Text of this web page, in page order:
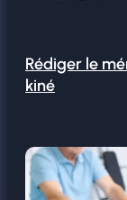
Rédiger le
kiné